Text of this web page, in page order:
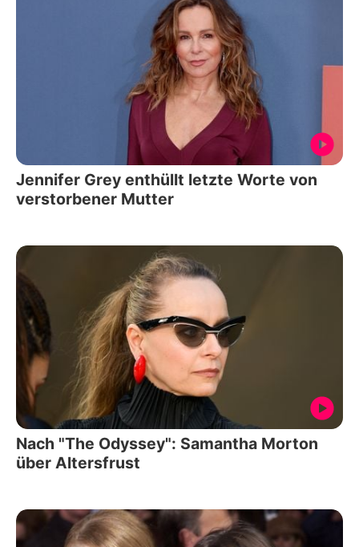
Jennifer Grey enthüllt letzte Worte von
verstorbener Mutter
Nach "The Odyssey": Samantha Morton
über Altersfrust